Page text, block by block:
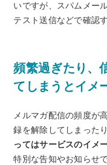
いですが、スパムメー
テスト送信などで確認
頻繁過ぎたり、
てしまうとイメ
メルマガ配信の頻度が
録を解除してしまった
ってはサービスのイメ
特別な告知やお知らせ